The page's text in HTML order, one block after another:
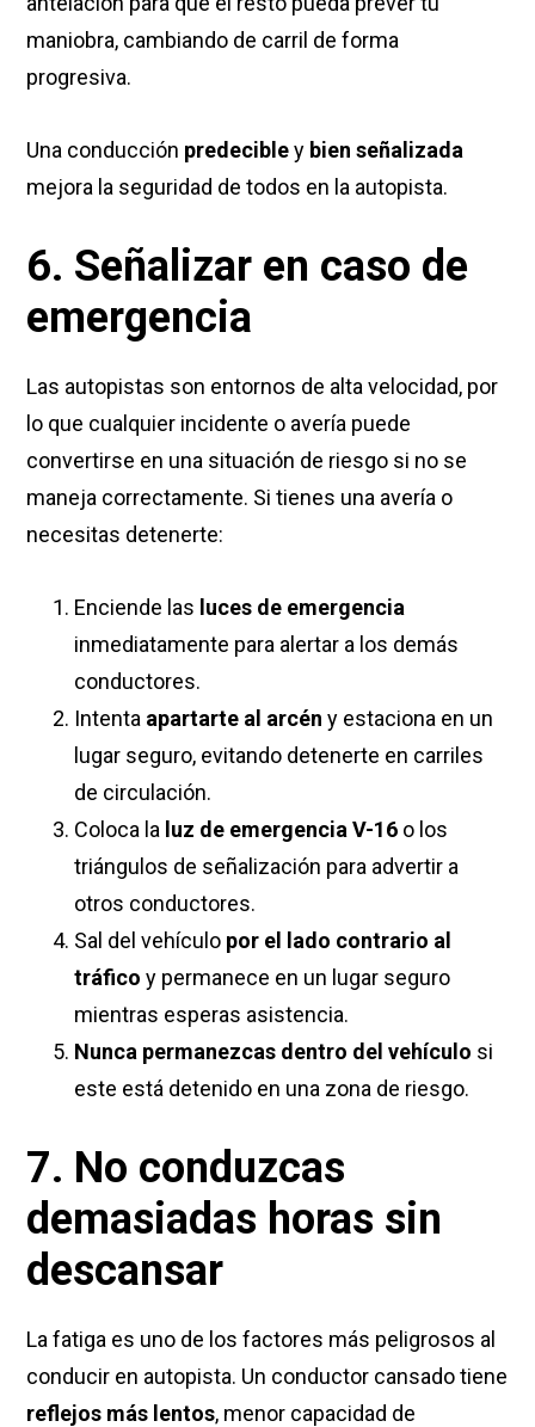
maniobra, cambiando de carril de forma
progresiva.
Una conducción predecibley bien señalizada
mejora la seguridad de todos en la autopista.
6. Señalizar en caso de
emergencia
Las autopistas son entornos de alta velocidad, por
lo que cualquier incidente o avería puede
convertirse en una situación de riesgo si no se
maneja correctamente. Si tienes una avería o
necesitas detenerte:
Enciende las luces de emergencia
inmediatamente para alertar a los demás
conductores.
Intenta apartarte al arcén y estaciona en un
lugar seguro, evitando detenerte en carriles
de circulación.
Coloca la luz de emergencia V-16 o los
triángulos de señalización para advertir a
otros conductores.
Sal del vehículo por el lado contrario al
tráfico y permanece en un lugar seguro
mientras esperas asistencia.
Nunca permanezcas dentro del vehículo si
este está detenido en una zona de riesgo.
7. No conduzcas
demasiadas horas sin
descansar
La fatiga es uno de los factores más peligrosos al
conducir en autopista. Un conductor cansado tiene
reflejos más lentos, menor capacidad de